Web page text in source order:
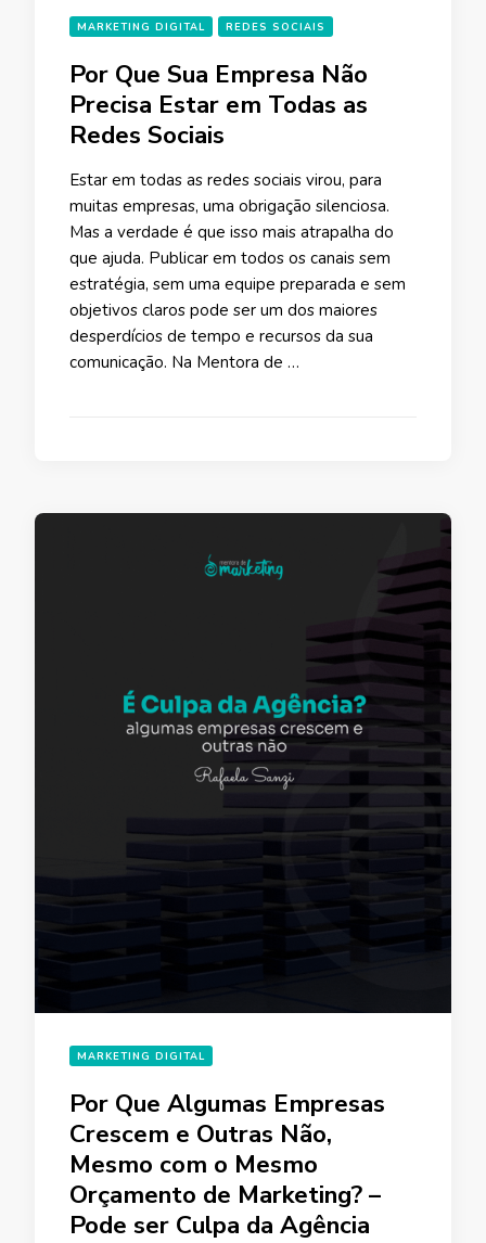
MARKETING DIGITAL REDES SOCIAIS
Por Que Sua Empresa Não
Precisa Estar em Todas as
Redes Sociais
Estar em todas as redes sociais virou, para
muitas empresas, uma obrigação silenciosa.
Mas a verdade é que isso mais atrapalha do
que ajuda. Publicar em todos os canais sem
estratégia, sem uma equipe preparada e sem
objetivos claros pode ser um dos maiores
desperdícios de tempo e recursos da sua
comunicação. Na Mentora de …
MARKETING DIGITAL
Por Que Algumas Empresas
Crescem e Outras Não,
Mesmo com o Mesmo
Orçamento de Marketing? –
Pode ser Culpa da Agência